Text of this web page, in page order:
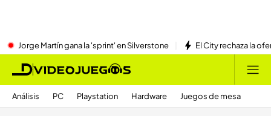
Jorge Martín gana la 'sprint' en Silverstone El City rechaza la
Análisis PC Playstation Hardware Juegos de mesa